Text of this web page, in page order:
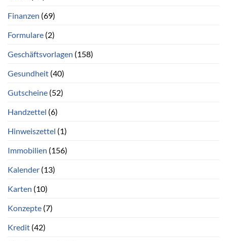
Finanzen (69)
Formulare (2)
Geschäftsvorlagen (158)
Gesundheit (40)
Gutscheine (52)
Handzettel (6)
Hinweiszettel (1)
Immobilien (156)
Kalender (13)
Karten (10)
Konzepte (7)
Kredit (42)